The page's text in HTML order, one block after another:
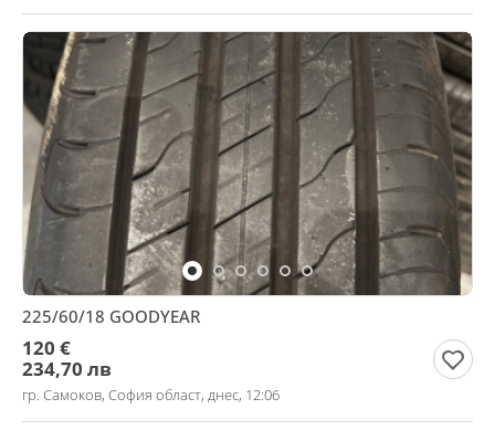
225/60/18 GOODYEAR
120 €
234,70 лв
гр. Самоков, София област, днес, 12:06